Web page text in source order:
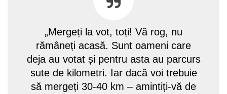
„Mergeți la vot, toți! Vă rog, nu
rămâneți acasă. Sunt oameni care
deja au votat și pentru asta au parcurs
sute de kilometri. Iar dacă voi trebuie
să mergeți 30-40 km – amintiți-vă de